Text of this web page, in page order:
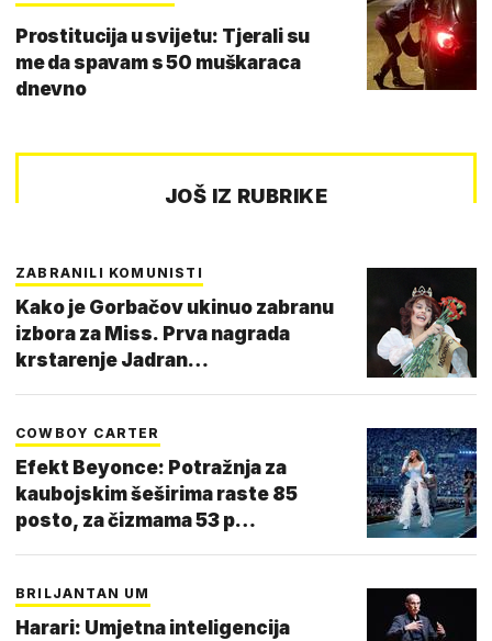
Prostitucija u svijetu: Tjerali su
me da spavam s 50 muškaraca
dnevno
JOŠ IZ RUBRIKE
ZABRANILI KOMUNISTI
Kako je Gorbačov ukinuo zabranu
izbora za Miss. Prva nagrada
krstarenje Jadran…
COWBOY CARTER
Efekt Beyonce: Potražnja za
kaubojskim šeširima raste 85
posto, za čizmama 53 p…
BRILJANTAN UM
Harari: Umjetna inteligencija